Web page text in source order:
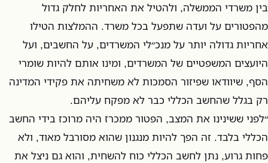
בין משרדי הממשלה, ולהטיל את האחריות לחלק גדול
מהפטורים על ועדה שתפעל בכל משרד. ההמלצות הטילו
אחריות גדולה יותר על מנכ״לי המשרדים, על החשבים, ועל
היועצים המשפטיים של המשרדים, ומינו אותם להיות שומרי
הסף, שיוודאו שפיזור הסמכות לא משחיתה את פקידי המדינה
רק בגלל שהחשב הכללי כבר לא מפקח עליהם.
״לפני ששינינו את המצב, הפטור ממכרז היה מרוכז בידי החשב
הכללי בלבד. זה הפך להיות מנגנון שהוא מסורבל מאוד, ולא
פחות גרוע, נתן לחשב הכללי כוח להשחית, והוא גם ניצל את